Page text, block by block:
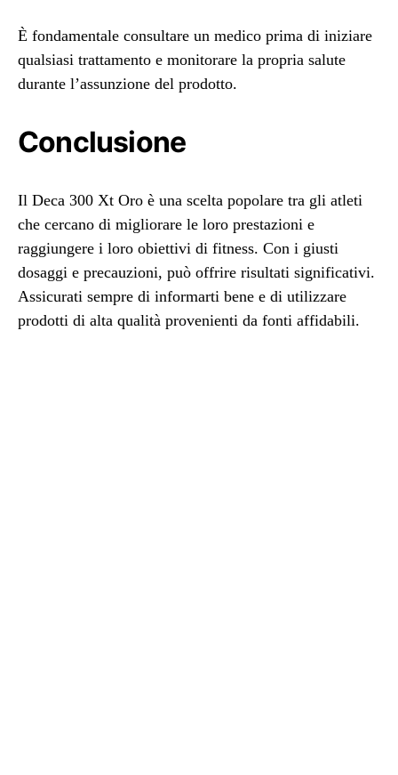
È fondamentale consultare un medico prima di iniziare
qualsiasi trattamento e monitorare la propria salute
durante l’assunzione del prodotto.
Conclusione
Il Deca 300 Xt Oro è una scelta popolare tra gli atleti
che cercano di migliorare le loro prestazioni e
raggiungere i loro obiettivi di fitness. Con i giusti
dosaggi e precauzioni, può offrire risultati significativi.
Assicurati sempre di informarti bene e di utilizzare
prodotti di alta qualità provenienti da fonti affidabili.